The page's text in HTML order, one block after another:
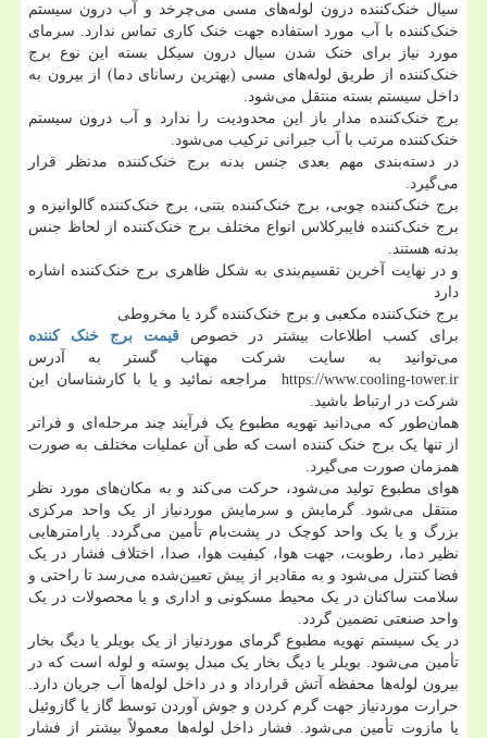
سیال خنک‌کننده درون لوله‌های مسی می‌چرخد و آب درون سیستم
خنک‌کننده با آب مورد استفاده جهت خنک کاری تماس ندارد. سرمای
مورد نیاز برای خنک شدن سیال درون سیکل بسته این نوع برج
خنک‌کننده از طریق لوله‌های مسی (بهترین رسانای دما) از بیرون به
داخل سیستم بسته منتقل می‌شود.
برج خنک‌کننده مدار باز این محدودیت را ندارد و آب درون سیستم
خنک‌کننده مرتب با آب جبرانی ترکیب می‌شود.
در دسته‌بندی مهم بعدی جنس بدنه برج خنک‌کننده مدنظر قرار
می‌گیرد.
برج خنک‌کننده چوبی، برج خنک‌کننده بتنی، برج خنک‌کننده گالوانیزه و
برج خنک‌کننده فایبرکلاس انواع مختلف برج خنک‌کننده از لحاظ جنس
بدنه هستند.
و در نهایت آخرین تقسیم‌بندی به شکل ظاهری برج خنک‌کننده اشاره
دارد
برج خنک‌کننده مکعبی و برج خنک‌کننده گرد یا مخروطی
برای کسب اطلاعات بیشتر در خصوصقیمت برج خنک کننده
می‌توانید به سایت شرکت مهتاب گستر به آدرس
https://www.cooling-tower.ir مراجعه نمائید و یا با کارشناسان این
شرکت در ارتباط باشید.
همان‌طور که می‌دانید تهویه مطبوع یک فرآیند چند مرحله‌ای و فراتر
از تنها یک برج خنک کننده است که طی آن عملیات مختلف به صورت
همزمان صورت می‌گیرد.
هوای مطبوع تولید می‌شود، حرکت می‌کند و به مکان‌های مورد نظر
منتقل می‌شود. گرمایش و سرمایش موردنیاز از یک واحد مرکزی
بزرگ و یا یک واحد کوچک در پشت‌بام تأمین می‌گردد. پارامترهایی
نظیر دما، رطوبت، جهت هوا، کیفیت هوا، صدا، اختلاف فشار در یک
فضا کنترل می‌شود و به مقادیر از پیش تعیین‌شده می‌رسد تا راحتی و
سلامت ساکنان در یک محیط مسکونی و اداری و یا محصولات در یک
واحد صنعتی تضمین گردد.
در یک سیستم تهویه مطبوع گرمای موردنیاز از یک بویلر یا دیگ بخار
تأمین می‌شود. بویلر یا دیگ بخار یک مبدل پوسته و لوله است که در
بیرون لوله‌ها محفظه آتش قرارداد و در داخل لوله‌ها آب جریان دارد.
حرارت موردنیاز جهت گرم کردن و جوش آوردن توسط گاز یا گازوئیل
یا مازوت تأمین می‌شود. فشار داخل لوله‌ها معمولاً بیشتر از فشار